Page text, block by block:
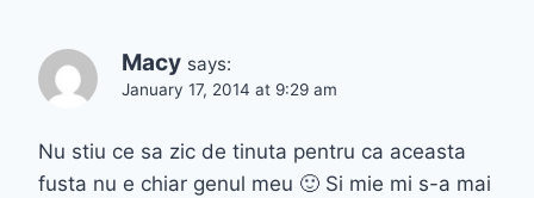
Macy says:
January 17, 2014 at 9:29 am
Nu stiu ce sa zic de tinuta pentru ca aceasta
fusta nu e chiar genul meu 🙂 Si mie mi s-a mai